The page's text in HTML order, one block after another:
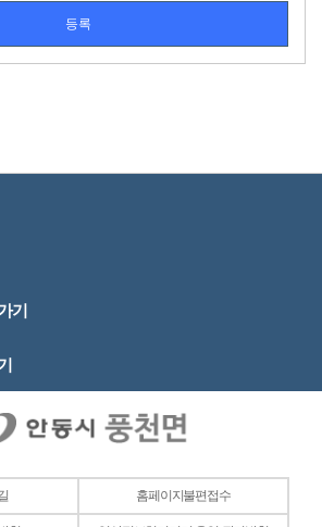
기
홈페이지불편접수